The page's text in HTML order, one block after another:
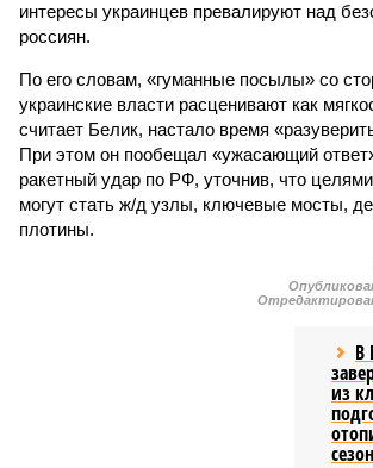
интересы украинцев превалируют над
россиян.
По его словам, «гуманные посылы» со
украинские власти расценивают как
считает Белик, настало время
При этом он пообещал «ужасающий
ракетный удар по РФ, уточнив, что
могут стать ж/д узлы, ключевые мосты,
плотины.
В
из